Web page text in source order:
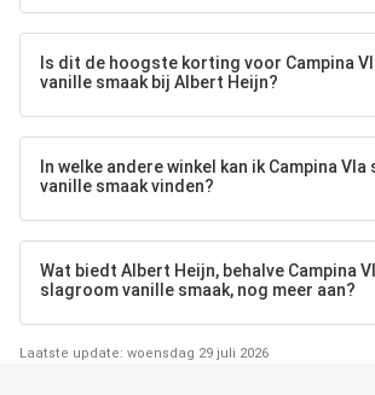
Is dit de hoogste korting voor Campina
vanille smaak bij Albert Heijn?
In welke andere winkel kan ik Campina
vanille smaak vinden?
Wat biedt Albert Heijn, behalve Campina
slagroom vanille smaak, nog meer aan?
Laatste update: woensdag 29 juli 2026